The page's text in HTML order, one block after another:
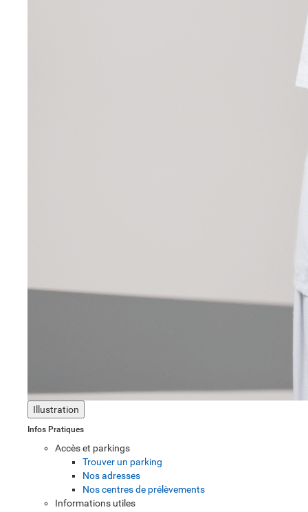
Illustration
Infos Pratiques
Accès et parkings
Trouver un parking
Nos adresses
Nos centres de prélèvements
Informations utiles